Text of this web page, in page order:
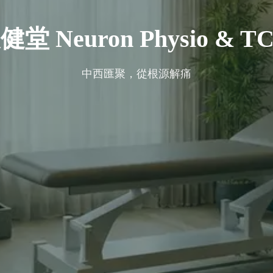
堂 Neuron Physio &
中西匯聚，從根源解痛